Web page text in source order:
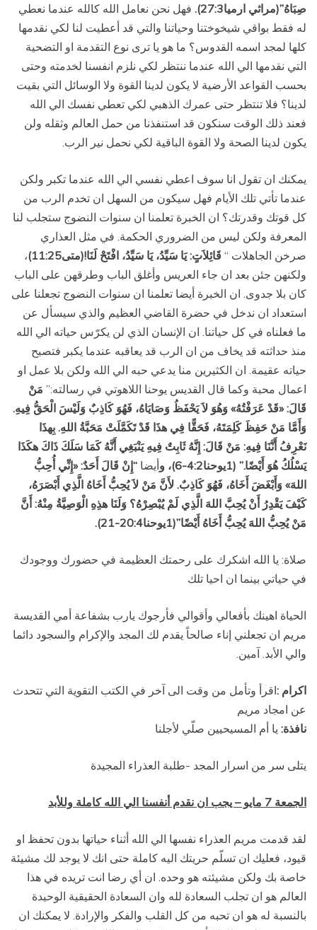
صِبَاهُ”(مراثي ارميا27:3).
فهل نحن نعامل الله كالله عندما نعطي
له فقط بواقي شيخوختنا وحياتنا والتي قد أعطيت لنا لكي نقدمها
كلها لمجد اسمه القدوس؟ ما هو يا ترى نوع التقدمة او التضحية
التي نقدمها الي الله عندما ننتظر لكي نلزم انفسنا لخدمته وحتى
بحسب القواعد الأرضية لا يكون لدينا القوة ولا الوسائل التي بقيت
لدينا؟ فلا تنتظر حتى عمرك الذهبي لكي تعطي نفسك الي الله
فعند ذلك الوقت سنكون قد استنفذنا من حمل العالم وثقله ولن
يكون لدينا الصحة ولا القوة الباقية لكي نحمل نير الرب.
يمكنك ان تقول انا سوف اعطي نفسي الي الله عندما تكبر ولكن
عندما تأتي تلك الأيام فهل سيكون من السهل ان تخدم الرب من
كل قوتك وقدرتك؟ ان الخبرة تعلمنا ان سنوات النضوج ستجلب لنا
المعرفة ولكن ليس من الضروري الحكمة. في مثل العذاري
صرخن الجاهلات “ قَائِلاَتٍ: يَا سَيِّدُ، يَا سَيِّدُ، افْتَحْ لَنَا!(متى11:25)
،
ولكنهن جئن بعد ان جاء العريس وأغلق الباب وطرقهن على الباب
كان بلا جدوى. ان الخبرة أيضا تعلمنا ان سنوات النضوج تجعلنا على
استعداد ان ندخل في حضرة القاضي العظيم والذي سيسأل عن
ما فعلناه في كل حياتنا. ان الإنسان الذي لن يكرّس حياته الي الله
منذ حداثته قد يخاف من ان الرب قد يعاقبه عندما يكبر فتصبح
حياته عقيمة. ان الكثيرين منا يدعي حبه الي الله ولكن بلا عمل او
اعمال محبة وكما قال القديس يوحنا اللاهوتي في رسالته:” مَنْ
قَالَ: «قَدْ عَرَفْتُهُ» وَهُوَ لاَ يَحْفَظُ وَصَايَاهُ، فَهُوَ كَاذِبٌ وَلَيْسَ الْحَقُّ فِيهِ.
وَأَمَّا مَنْ حَفِظَ كَلِمَتَهُ، فَحَقًّا فِي هذَا قَدْ تَكَمَّلَتْ مَحَبَّةُ اللهِ. بِهذَا
نَعْرِفُ أَنَّنَا فِيهِ: مَنْ قَالَ: إِنَّهُ ثَابِتٌ فِيهِ يَنْبَغِي أَنَّهُ كَمَا سَلَكَ ذَاكَ هكَذَا
يَسْلُكُ هُوَ أَيْضًا.” (1يوحنا4:2-6)، و
أيضا “إِنْ قَالَ أَحَدٌ: «إِنِّي أُحِبُّ
اللهَ» وَأَبْغَضَ أَخَاهُ، فَهُوَ كَاذِبٌ. لأَنَّ مَنْ لاَ يُحِبُّ أَخَاهُ الَّذِي أَبْصَرَهُ،
كَيْفَ يَقْدِرُ أَنْ يُحِبَّ اللهَ الَّذِي لَمْ يُبْصِرْهُ؟ وَلَنَا هذِهِ الْوَصِيَّةُ مِنْهُ: أَنَّ
مَنْ يُحِبُّ اللهَ يُحِبُّ أَخَاهُ أَيْضًا”(1يوحنا20:4-21).
صلاة: يا الله اشكرك على رحمتك العظيمة في حضورك ووجودك
في حياتي بينما ان احيا تلك
الحياة اهينك بأفعالي وأقوالي فأرجوك يارب بشفاعة أمي القديسة
مريم ان تجعلني إناء صالحاً يقدم لك المجد والإكرام والسجود دائما
والي الأبد. آمين.
اكرام :اقرأ وتأمل من وقت الى آخر في الكتب التقوية التي تتحدث
عن امجاد مريم
نافذة: يا أم المسيحيين صلّي لأجلنا
يتلى سر من اسرار المجد -طلبة العذراء المجيدة
الجمعة 7 مايو – يجب ان نقدم أنفسنا الي الله كاملة وللأبد
لقد قدمت مريم العذراء نفسها الي الله أثناء حياتها بدون تحفظ او
قيود، فعليك ان تسلّم حريتك اليه كاملة حتى انك لا يوجد لك مشيئة
خاصة بك ولكن مشيئته هو وحده. ان أي رضا انت تريده في هذا
العالم هو ان تجلب السعادة لله وان السعادة الحقيقية الوحيدة
بالنسبة له هو ان تحبه من كل القلب والفكر والإرادة. لا يمكنك ان